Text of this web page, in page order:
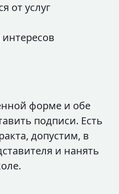
от услуг
форме и обе
подписи. Есть
допустим, в
и нанять